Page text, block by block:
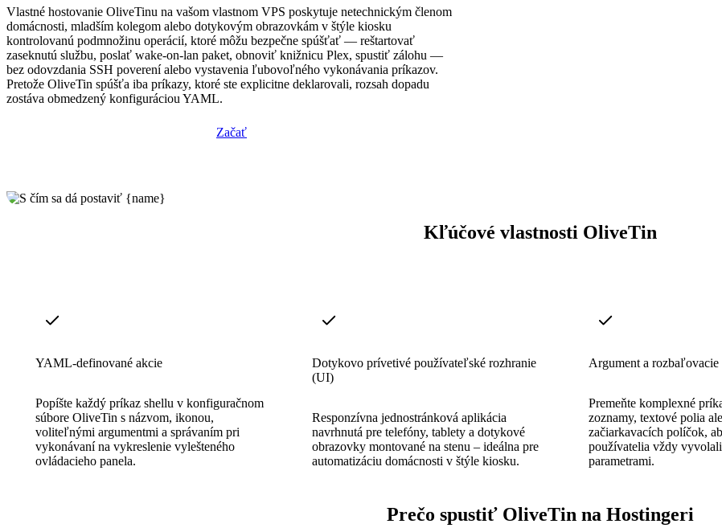
Vlastné hostovanie OliveTinu na vašom vlastnom VPS poskytuje netechnickým členom
domácnosti, mladším kolegom alebo dotykovým obrazovkám v štýle kiosku
kontrolovanú podmnožinu operácií, ktoré môžu bezpečne spúšťať — reštartovať
zaseknutú službu, poslať wake-on-lan paket, obnoviť knižnicu Plex, spustiť zálohu —
bez odovzdania SSH poverení alebo vystavenia ľubovoľného vykonávania príkazov.
Pretože OliveTin spúšťa iba príkazy, ktoré ste explicitne deklarovali, rozsah dopadu
zostáva obmedzený konfiguráciou YAML.
Začať
Kľúčové vlastnosti OliveTin
YAML-definované akcie
Popíšte každý príkaz shellu v konfiguračnom
súbore OliveTin s názvom, ikonou,
voliteľnými argumentmi a správaním pri
vykonávaní na vykreslenie vylešteného
ovládacieho panela.
Dotykovo prívetivé používateľské rozhranie
(UI)
Responzívna jednostránková aplikácia
navrhnutá pre telefóny, tablety a dotykové
obrazovky montované na stenu – ideálna pre
automatizáciu domácnosti v štýle kiosku.
Argument a rozbaľovacie
Premeňte komplexné
zoznamy, textové polia
začiarkavacích políčok,
používatelia vždy
parametrami.
Prečo spustiť OliveTin na Hostingeri